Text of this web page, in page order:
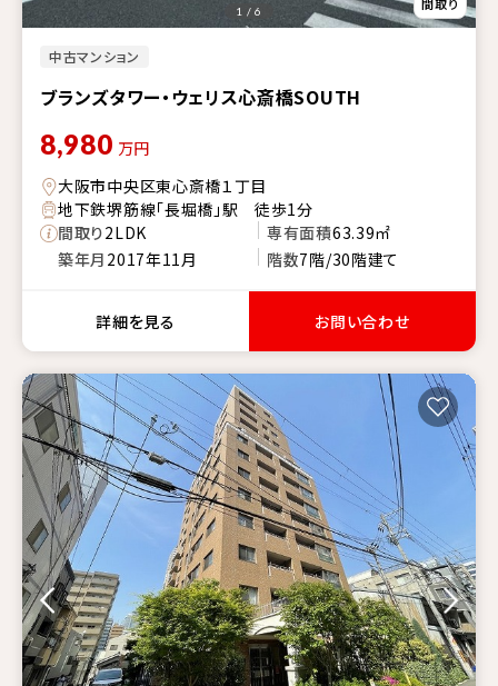
中古マンション
ブランズタワー・ウェリス心斎橋SOUTH
1 / 6
8,980 万円
大阪市中央区東心斎橋１丁目
地下鉄堺筋線「長堀橋」駅 徒歩1分
間取り2LDK 専有面積63.39㎡
築年月 2017年11月 階数7階/30階建て
詳細を見る お問い合わせ